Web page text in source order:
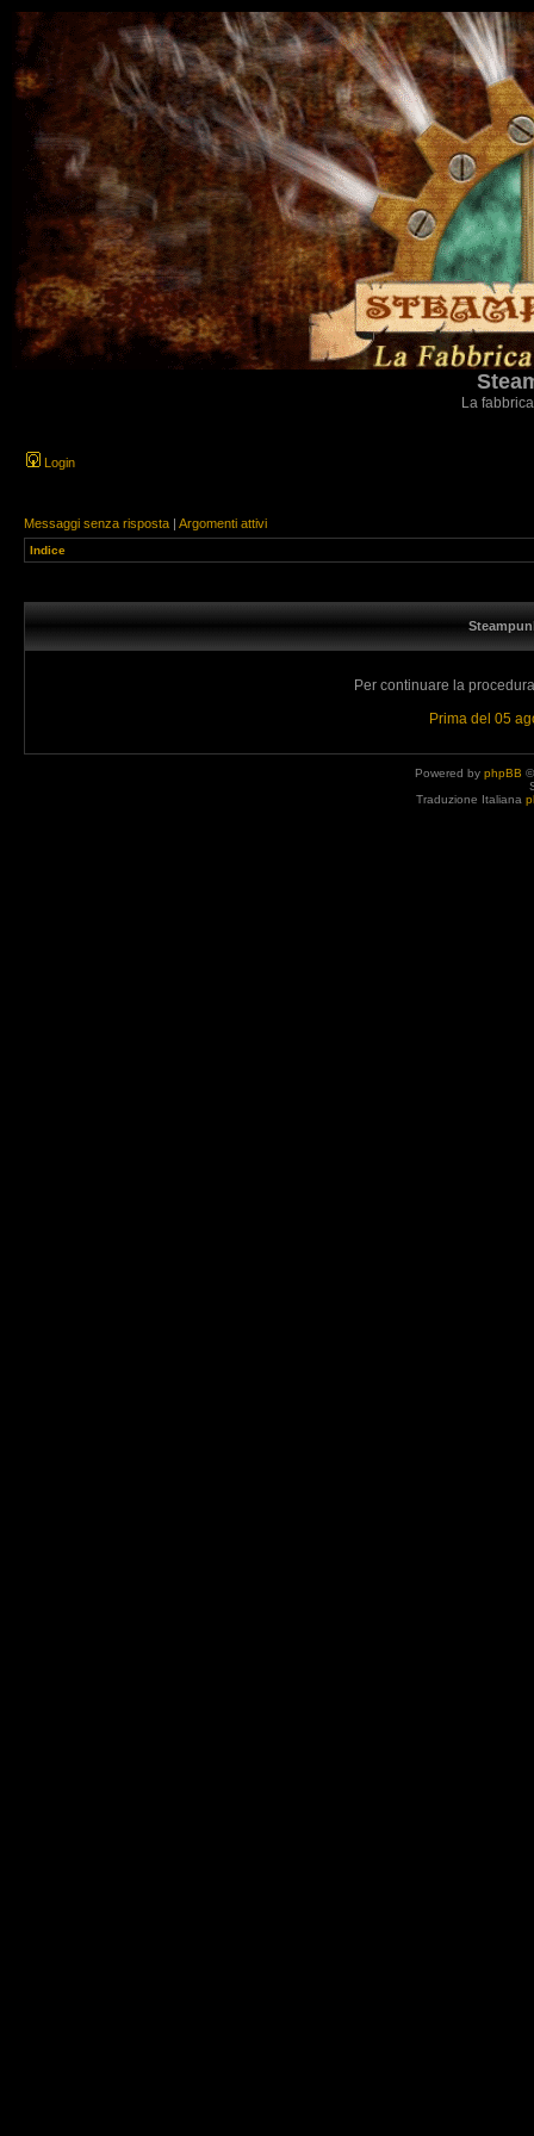
La
Login
Messaggi senza risposta | Argomenti attivi
Indice
Per continuare la
Prima del 05
Powered by phpBB
Traduzione Italiana